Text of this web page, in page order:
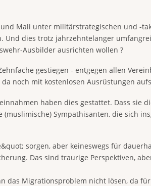
Mali unter militärstrategischen und -
Und dies trotz jahrzehntelanger
Ausbilder ausrichten wollen ?
gestiegen - entgegen allen
noch mit kostenlosen Ausrüstungen
haben dies gestattet. Dass sie
Sympathisanten, die sich
sorgen, aber keineswegs für
Das sind traurige Perspektiven,
das Migrationsproblem nicht lösen, da